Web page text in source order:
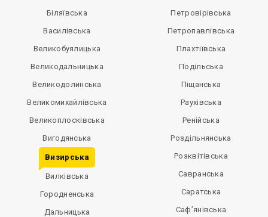
Біляївська
Василівська
Великобуялицька
Великодальницька
Великодолинська
Великомихайлівська
Великоплосківська
Вигодянська
Визирська
Вилківська
Городненська
Дальницька
Петровірівська
Петропавлівська
Плахтіївська
Подільська
Піщанська
Раухівська
Ренійська
Роздільнянська
Розквітівська
Савранська
Саратська
Саф’янівська